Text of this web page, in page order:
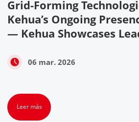
Grid-Forming
Kehua’s Ongoing
— Kehua Showcases
PV+ESS Solutions at
06 mar. 2026
Leer más